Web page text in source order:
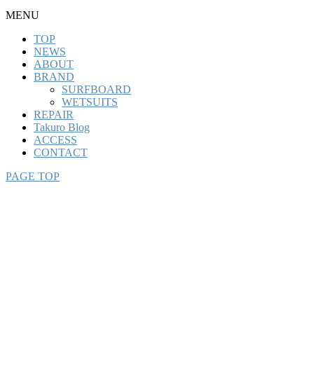
MENU
TOP
NEWS
ABOUT
BRAND
SURFBOARD
WETSUITS
REPAIR
Takuro Blog
ACCESS
CONTACT
PAGE TOP